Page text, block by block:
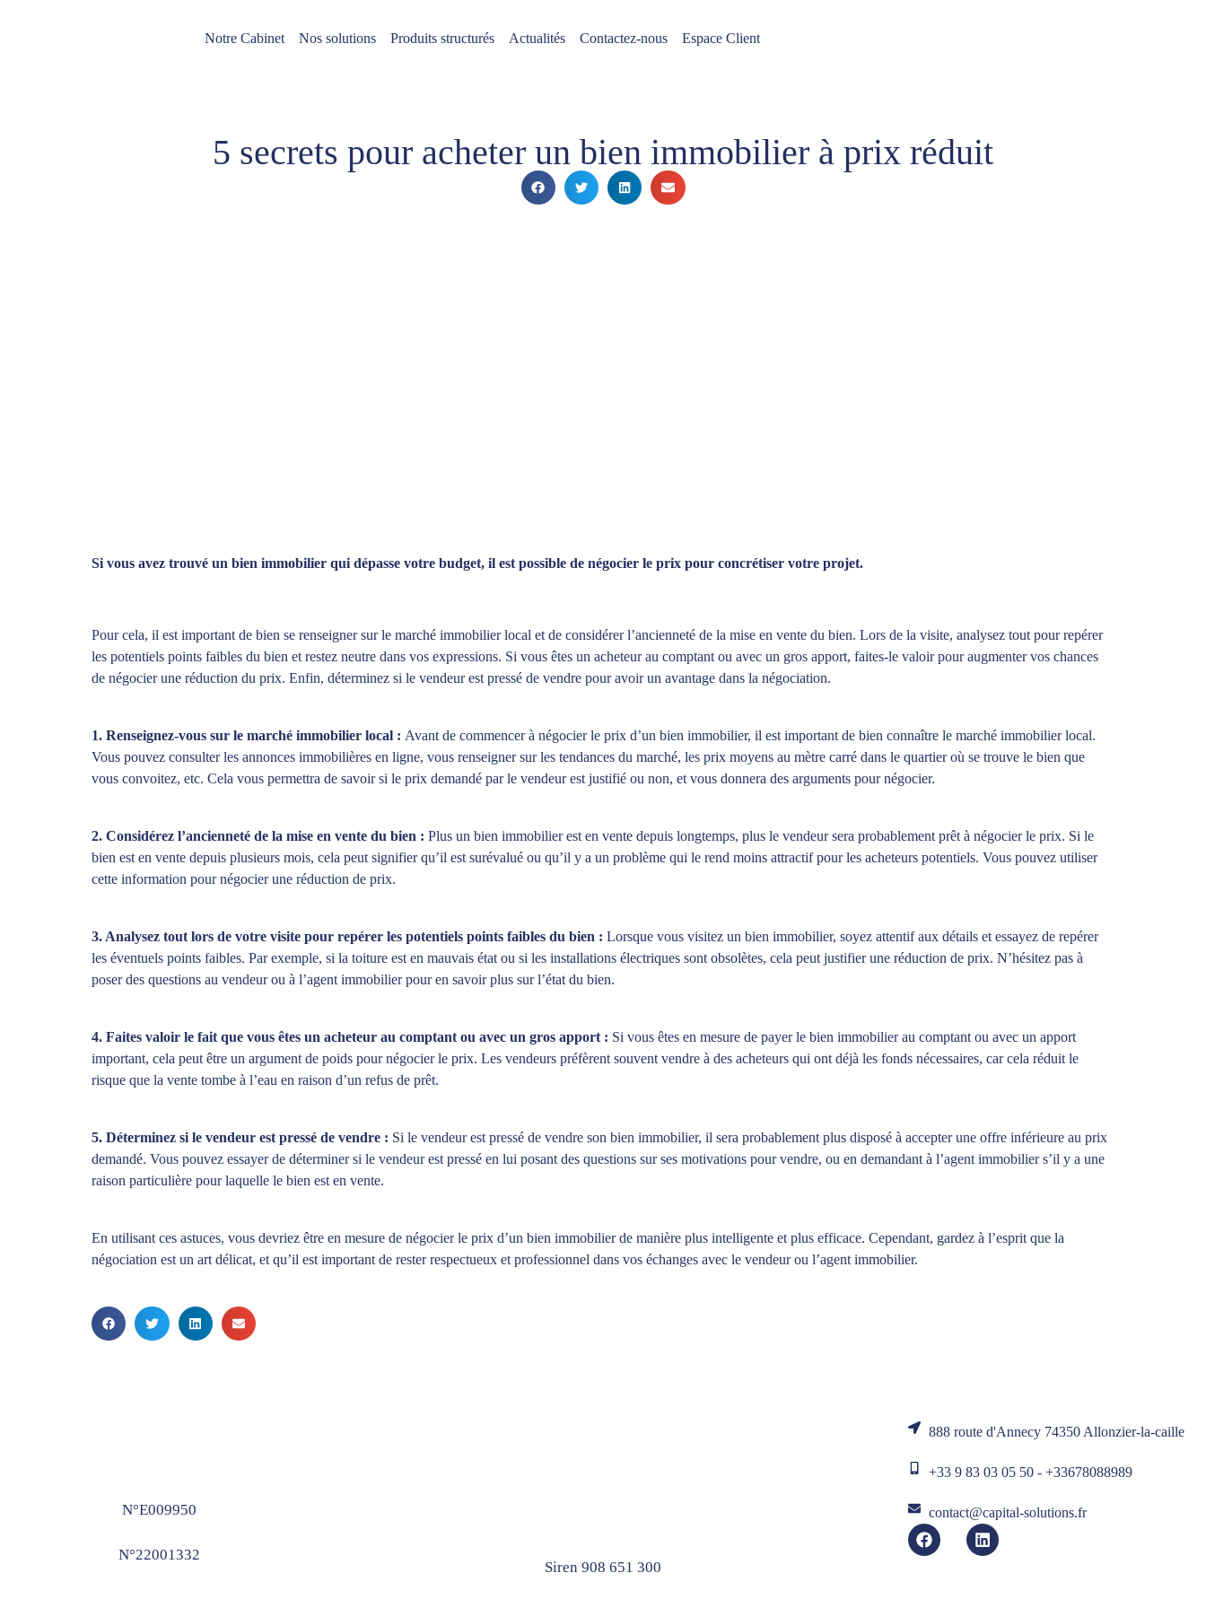
Notre Cabinet Nos solutions Produits structurés Actualités Contactez-nous Espace Client
5 secrets pour acheter un bien immobilier à prix réduit
Si vous avez trouvé un bien immobilier qui dépasse votre budget, il est possible de négocier le prix pour concrétiser votre projet.
Pour cela, il est important de bien se renseigner sur le marché immobilier local et de considérer l’ancienneté de la mise en vente du bien. Lors de la visite, analysez tout pour repérer
les potentiels points faibles du bien et restez neutre dans vos expressions. Si vous êtes un acheteur au comptant ou avec un gros apport, faites-le valoir pour augmenter vos chances
de négocier une réduction du prix. Enfin, déterminez si le vendeur est pressé de vendre pour avoir un avantage dans la négociation.
1. Renseignez-vous sur le marché immobilier local : Avant de commencer à négocier le prix d’un bien immobilier, il est important de bien connaître le marché immobilier local.
Vous pouvez consulter les annonces immobilières en ligne, vous renseigner sur les tendances du marché, les prix moyens au mètre carré dans le quartier où se trouve le bien que
vous convoitez, etc. Cela vous permettra de savoir si le prix demandé par le vendeur est justifié ou non, et vous donnera des arguments pour négocier.
2. Considérez l’ancienneté de la mise en vente du bien : Plus un bien immobilier est en vente depuis longtemps, plus le vendeur sera probablement prêt à négocier le prix. Si le
bien est en vente depuis plusieurs mois, cela peut signifier qu’il est surévalué ou qu’il y a un problème qui le rend moins attractif pour les acheteurs potentiels. Vous pouvez utiliser
cette information pour négocier une réduction de prix.
3. Analysez tout lors de votre visite pour repérer les potentiels points faibles du bien : Lorsque vous visitez un bien immobilier, soyez attentif aux détails et essayez de repérer
les éventuels points faibles. Par exemple, si la toiture est en mauvais état ou si les installations électriques sont obsolètes, cela peut justifier une réduction de prix. N’hésitez pas à
poser des questions au vendeur ou à l’agent immobilier pour en savoir plus sur l’état du bien.
4. Faites valoir le fait que vous êtes un acheteur au comptant ou avec un gros apport : Si vous êtes en mesure de payer le bien immobilier au comptant ou avec un apport
important, cela peut être un argument de poids pour négocier le prix. Les vendeurs préfèrent souvent vendre à des acheteurs qui ont déjà les fonds nécessaires, car cela réduit le
risque que la vente tombe à l’eau en raison d’un refus de prêt.
5. Déterminez si le vendeur est pressé de vendre : Si le vendeur est pressé de vendre son bien immobilier, il sera probablement plus disposé à accepter une offre inférieure au prix
demandé. Vous pouvez essayer de déterminer si le vendeur est pressé en lui posant des questions sur ses motivations pour vendre, ou en demandant à l’agent immobilier s’il y a une
raison particulière pour laquelle le bien est en vente.
En utilisant ces astuces, vous devriez être en mesure de négocier le prix d’un bien immobilier de manière plus intelligente et plus efficace. Cependant, gardez à l’esprit que la
négociation est un art délicat, et qu’il est important de rester respectueux et professionnel dans vos échanges avec le vendeur ou l’agent immobilier.
N°E009950
N°22001332
Siren 908 651 300
888 route d'Annecy 74350 Allonzier-la-caille
+33 9 83 03 05 50 - +33678088989
contact@capital-solutions.fr